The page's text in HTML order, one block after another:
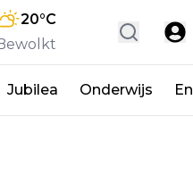
20°C
Jubilea Onderwijs